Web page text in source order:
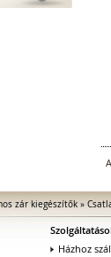
zár kiegészítők»
Házhoz